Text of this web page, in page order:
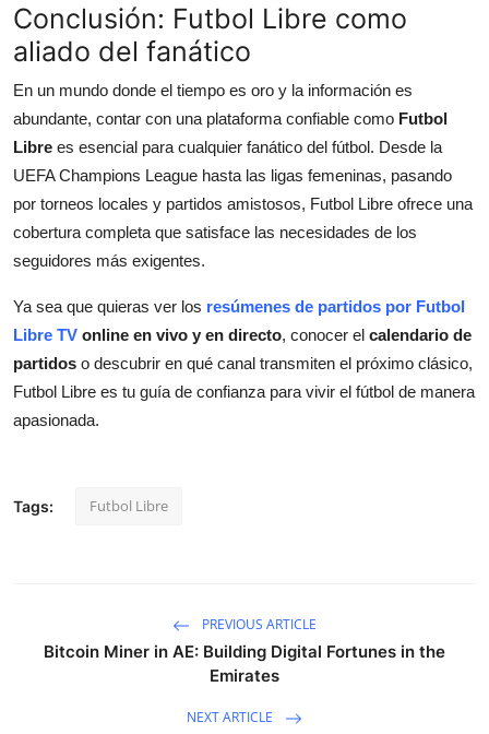
Conclusión: Futbol Libre como
aliado del fanático
En un mundo donde el tiempo es oro y la información es
abundante, contar con una plataforma confiable como Futbol
Libre es esencial para cualquier fanático del fútbol. Desde la
UEFA Champions League hasta las ligas femeninas, pasando
por torneos locales y partidos amistosos, Futbol Libre ofrece una
cobertura completa que satisface las necesidades de los
seguidores más exigentes.
Ya sea que quieras ver los resúmenes de partidos por Futbol
Libre TV online en vivo y en directo, conocer el calendario de
partidos o descubrir en qué canal transmiten el próximo clásico,
Futbol Libre es tu guía de confianza para vivir el fútbol de manera
apasionada.
Tags: Futbol Libre
PREVIOUS ARTICLE
Bitcoin Miner in AE: Building Digital Fortunes in the
Emirates
NEXT ARTICLE